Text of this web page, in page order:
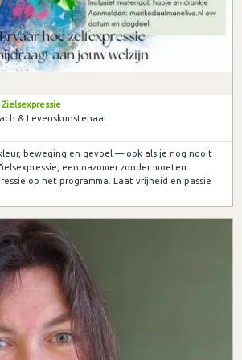
& Levenskunstenaar
beweging en gevoel — ook als je nog nooit
een nazomer zonder moeten.
op het programma. Laat vrijheid en passie